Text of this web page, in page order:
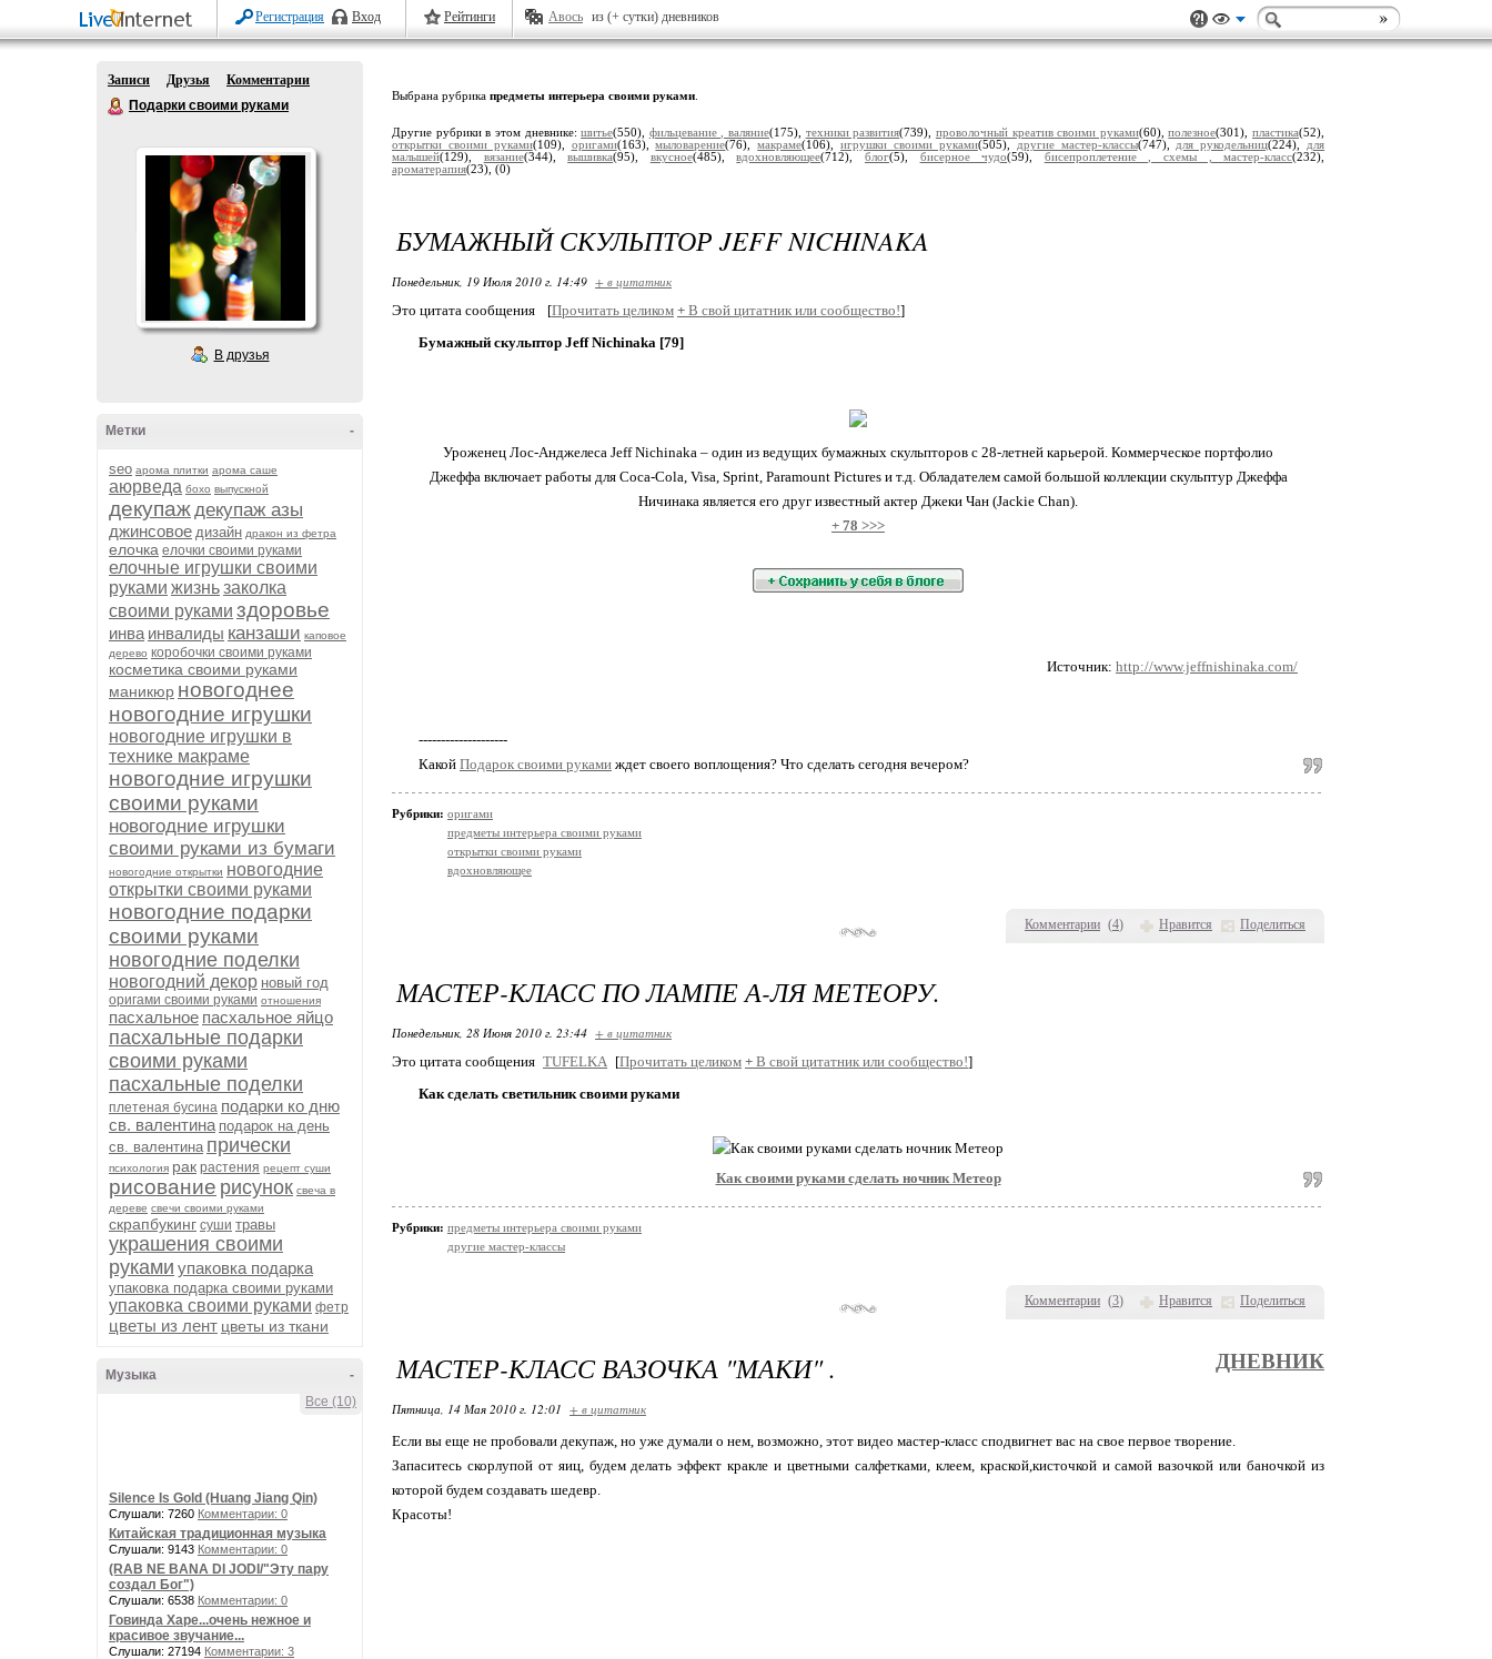
Регистрация Вход Рейтинги Авось из (+ сутки) дневников
Записи Друзья
Комментарии
Подарки своими руками
В друзья
-
Метки
seo арома плитки арома саше
аюрведа бохо выпускной
декупаждекупаж азы
джинсовое дизайн дракон из фетра
елочка елочки своими руками
елочные игрушки своими
руками жизньзаколка
своими руками здоровье
инва инвалиды канзаши каповое
дерево коробочки своими руками
косметика своими руками
маникюр новогоднее
новогодние игрушки
новогодние игрушки в
технике макраме
новогодние игрушки
своими руками
новогодние игрушки
своими руками из бумаги
новогодние открытки новогодние
открытки своими руками
новогодние подарки
своими руками
новогодние поделки
новогодний декор новый год
оригами своими руками отношения
пасхальное пасхальное яйцо
пасхальные подарки
своими руками
пасхальные поделки
плетеная бусина подарки ко дню
св. валентина подарок на день
св. валентина прически
психология рак растения рецепт суши
рисование рисунок свеча в
дереве свечи своими руками
скрапбукинг суши травы
украшения своими
руками упаковка подарка
упаковка подарка своими руками
упаковка своими руками фетр
цветы из лент цветы из ткани
-
Музыка
Все (10)
Silence Is Gold (Huang Jiang Qin)
Слушали: 7260 Комментарии: 0
Китайская традиционная музыка
Слушали: 9143 Комментарии: 0
(RAB NE BANA DI JODI/"Эту пару
создал Бог")
Слушали: 6538 Комментарии: 0
Говинда Харе...очень нежное и
красивое звучание...
Слушали: 27194 Комментарии: 3
Выбрана рубрика предметы интерьера своими руками
Другие рубрики в этом дневнике:шитье(550), фильцевание , валяние(175), техники развития(739), проволочный креатив своими руками(60),полезное(301), пластика(52),
открытки своими руками(109), оригами(163),мыловарение(76),макраме(106),игрушки своими руками(505), другие мастер-классы(747), для рукодельниц(224), для
малышей(129), вязание(344),вышивка(95), вкусное(485),вдохновляющее(712), блог(5), бисерное чудо(59), бисепроплетение , схемы , мастер-класс(232),
ароматерапия(23), (0)
Комментарии (4) Нравится Поделиться
БУМАЖНЫЙ СКУЛЬПТОР JEFF NICHINAKA
Понедельник, 19 Июля 2010 г. 14:49 + в цитатник
Это цитата сообщения
[Прочитать целиком + В свой цитатник или сообщество!]
Бумажный скульптор Jeff Nichinaka [79]
Уроженец Лос-Анджелеса Jeff Nichinaka – один из ведущих бумажных скульпторов с 28-летней карьерой. Коммерческое портфолио
Джеффа включает работы для Coca-Cola, Visa, Sprint, Paramount Pictures и т.д. Обладателем самой большой коллекции скульптур Джеффа
Ничинака является его друг известный актер Джеки Чан (Jackie Chan).
+ 78 >>>
Источник: http://www.jeffnishinaka.com/
--------------------
Какой Подарок своими руками ждет своего воплощения? Что сделать сегодня вечером?
Рубрики: оригами
предметы интерьера своими руками
открытки своими руками
вдохновляющее
Комментарии (3) Нравится Поделиться
МАСТЕР-КЛАСС ПО ЛАМПЕ А-ЛЯ МЕТЕОРУ.
Понедельник, 28 Июня 2010 г. 23:44 + в цитатник
Это цитата сообщения TUFELKA [Прочитать целиком + В свой цитатник или сообщество!]
Как сделать светильник своими руками
Как своими руками сделать ночник Метеор
Рубрики: предметы интерьера своими руками
другие мастер-классы
МАСТЕР-КЛАСС ВАЗОЧКА "МАКИ" . ДНЕВНИК
Пятница, 14 Мая 2010 г. 12:01 + в цитатник
Если вы еще не пробовали декупаж, но уже думали о нем, возможно, этот видео мастер-класс сподвигнет вас на свое первое творение.
Запаситесь скорлупой от яиц, будем делать эффект кракле и цветными салфетками, клеем, краской,кисточкой и самой вазочкой или баночкой из
которой будем создавать шедевр.
Красоты!